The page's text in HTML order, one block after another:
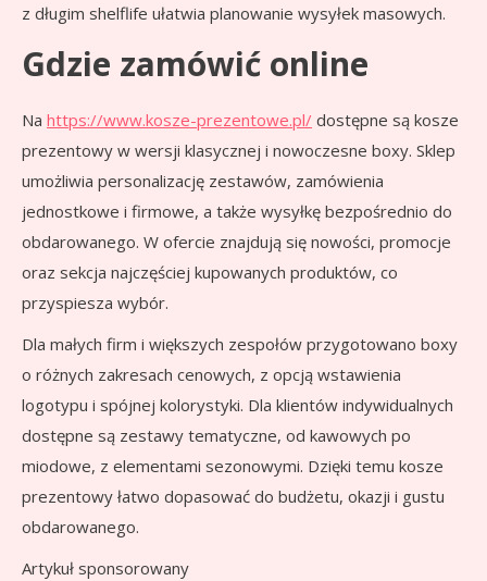
z długim shelflife ułatwia planowanie wysyłek masowych.
Gdzie zamówić online
Na https://www.kosze-prezentowe.pl/ dostępne są kosze
prezentowy w wersji klasycznej i nowoczesne boxy. Sklep
umożliwia personalizację zestawów, zamówienia
jednostkowe i firmowe, a także wysyłkę bezpośrednio do
obdarowanego. W ofercie znajdują się nowości, promocje
oraz sekcja najczęściej kupowanych produktów, co
przyspiesza wybór.
Dla małych firm i większych zespołów przygotowano boxy
o różnych zakresach cenowych, z opcją wstawienia
logotypu i spójnej kolorystyki. Dla klientów indywidualnych
dostępne są zestawy tematyczne, od kawowych po
miodowe, z elementami sezonowymi. Dzięki temu kosze
prezentowy łatwo dopasować do budżetu, okazji i gustu
obdarowanego.
Artykuł sponsorowany